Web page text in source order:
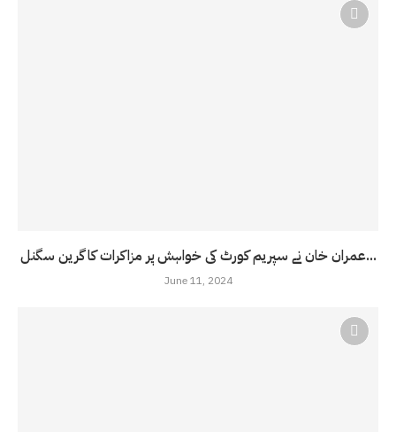
عمران خان نے سپریم کورٹ کی خواہش پر مزاکرات کا گرین سگنل...
June 11, 2024